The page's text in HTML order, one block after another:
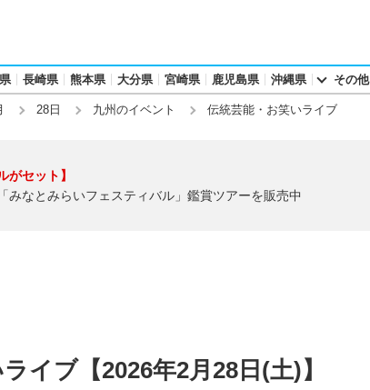
長崎県 熊本県 大分県 宮崎県 鹿児島県 沖縄県 その他
28日 九州のイベント 伝統芸能・お笑いライブ
がセット】
みなとみらいフェスティバル」鑑賞ツアーを販売中
イブ【2026年2月28日(土)】